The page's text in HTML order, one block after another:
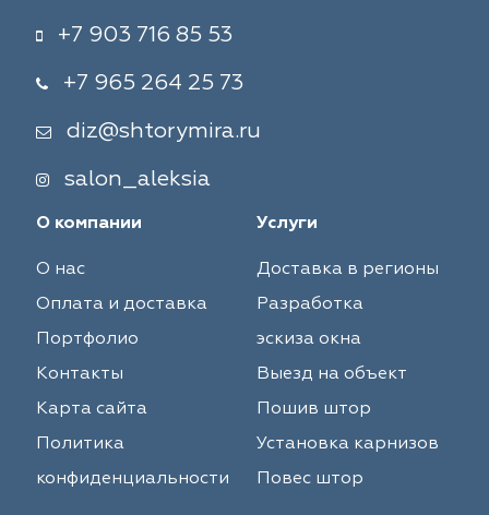
+7 903 716 85 53
+7 965 264 25 73
diz@shtorymira.ru
salon_aleksia
О компании
О нас
Оплата и доставка
Портфолио
Контакты
Карта сайта
Политика
конфиденциальности
Услуги
Доставка в регионы
Разработка
эскиза окна
Выезд на объект
Пошив штор
Установка карнизов
Повес штор